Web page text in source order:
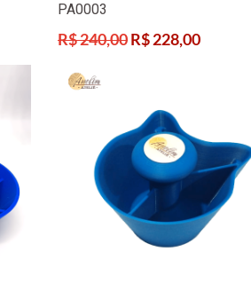
PA0003
Preço
R$ 240,00R$ 228,00